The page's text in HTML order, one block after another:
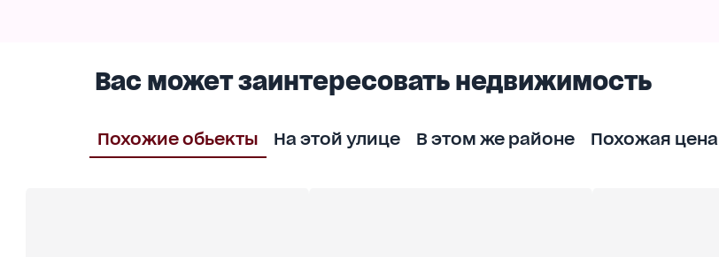
Вас может заинтересовать недвижимость
Похожие обьекты На этой улице В этом же районе Похожая цена